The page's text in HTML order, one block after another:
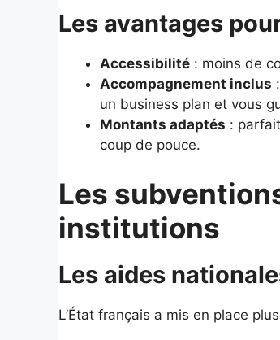
Les avantages
Accessibilité : moins de
Accompagnement inclus
un business plan et vous
Montants adaptés :
coup de pouce.
Les
institutions
Les aides
L’État français a mis en place